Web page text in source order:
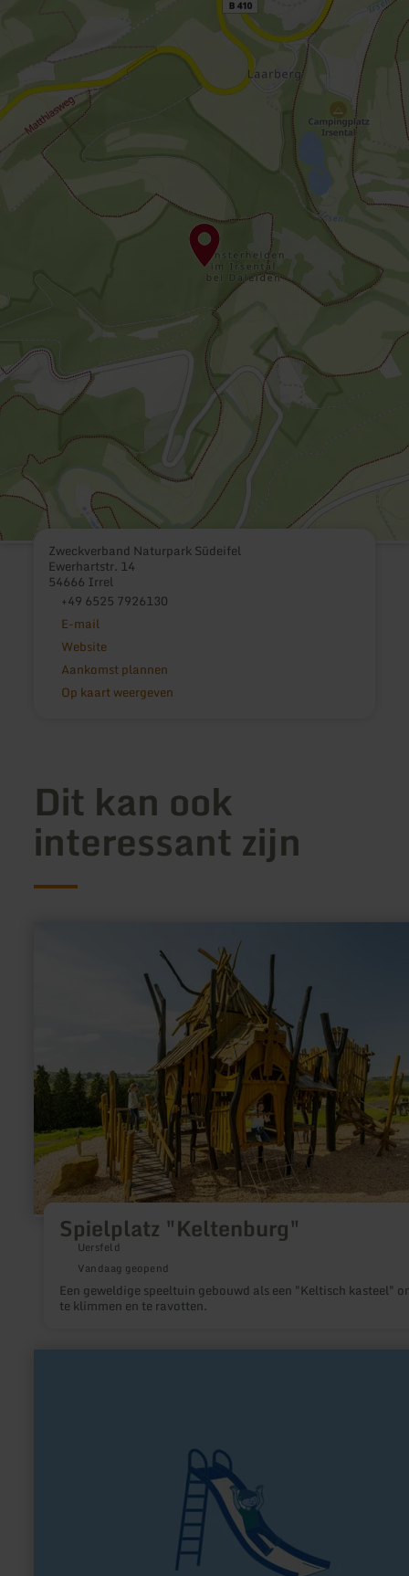
Zweckverband Naturpark Südeifel
Ewerhartstr. 14
54666 Irrel
+49 6525 7926130
E-mail
Website
Aankomst plannen
Op kaart weergeven
Dit kan ook
interessant zijn
Spielplatz "Keltenburg"
Uersfeld
Vandaag geopend
Een geweldige speeltuin gebouwd als een "Keltisch kasteel"
te klimmen en te ravotten.